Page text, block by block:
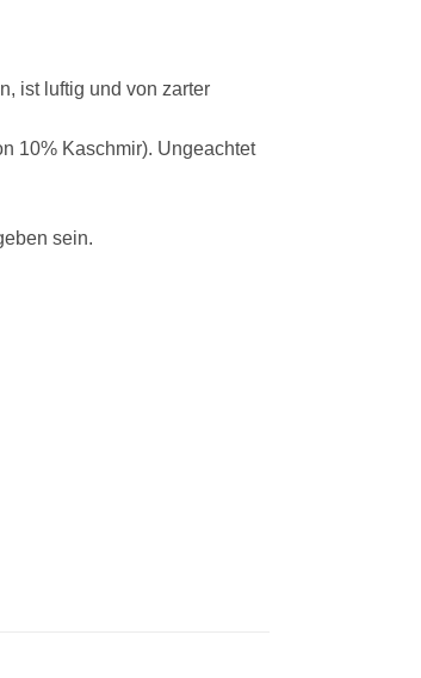
ist luftig und von zarter
10% Kaschmir). Ungeachtet
sein.